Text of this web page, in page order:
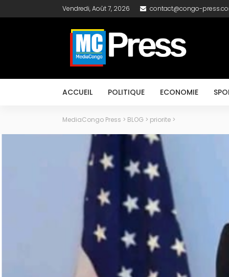
Vendredi, Août 7, 2026 contact@congo-
ACCUEIL POLITIQUE ECONOMIE
MediaCongo Press > BLOG > priorite >